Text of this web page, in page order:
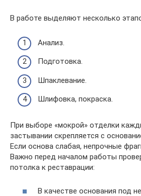
В работе выделяют несколько
Анализ.
Подготовка.
Шпаклевание.
Шлифовка, покраска.
При выборе «мокрой» отделки
застывании скрепляется с
Если основа слабая, непрочные
Важно перед началом работы
потолка к реставрации:
В качестве основания под